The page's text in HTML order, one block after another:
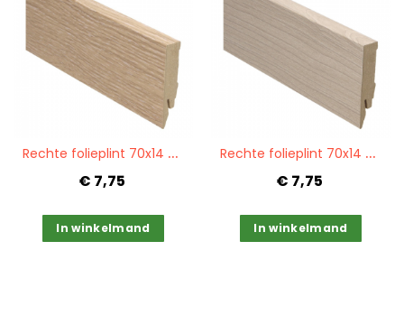
R
echte folieplint 70x14 eiken wit PPC 27005
€ 7,75
In winkelmand
R
echte folieplint 70x14 witte es PPC 27050
€ 7,75
In winkelmand